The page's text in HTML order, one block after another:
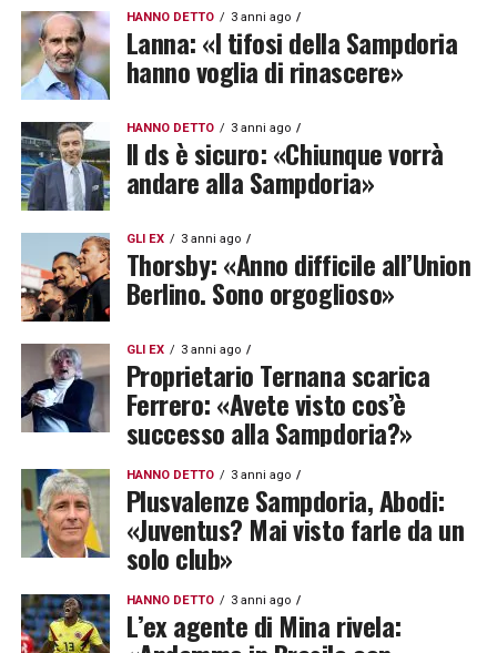
HANNO DETTO 3 anni ago
Lanna: «I tifosi della Sampdoria
hanno voglia di rinascere»
HANNO DETTO 3 anni ago
Il ds è sicuro: «Chiunque vorrà
andare alla Sampdoria»
GLI EX 3 anni ago
Thorsby: «Anno difficile all’Union
Berlino. Sono orgoglioso»
GLI EX 3 anni ago
Proprietario Ternana scarica
Ferrero: «Avete visto cos’è
successo alla Sampdoria?»
HANNO DETTO 3 anni ago
Plusvalenze Sampdoria, Abodi:
«Juventus? Mai visto farle da un
solo club»
HANNO DETTO 3 anni ago
L’ex agente di Mina rivela: